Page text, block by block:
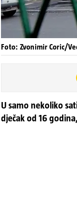
Foto: Zvonimir Coric/
U samo nekoliko
dječak od 16